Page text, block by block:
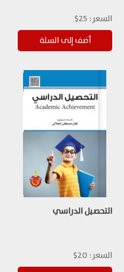
السعر: 25$
التحصيل الدراسي
السعر: 20$